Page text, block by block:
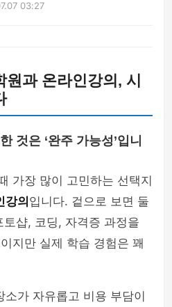
03:27
과 온라인강의, 시
것은 ‘완주 가능성’입니
가장 많이 고민하는 선택지
강의 입니다. 겉으로 보면 둘
샵, 코딩, 자격증 과정을
지만 실제 학습 경험은 꽤
가 자유롭고 비용 부담이